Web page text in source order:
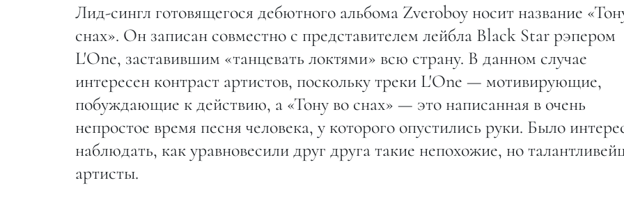
Лид-сингл готовящегося дебютного альбома Zveroboy носит название
снах». Он записан совместно с представителем лейбла Black Star рэпером
L'One, заставившим «танцевать локтями» всю страну. В данном случае
интересен контраст артистов, поскольку треки L'One — мотивирующие,
побуждающие к действию, а «Тону во снах» — это написанная в очень
непростое время песня человека, у которого опустились руки. Было
наблюдать, как уравновесили друг друга такие непохожие, но
артисты.